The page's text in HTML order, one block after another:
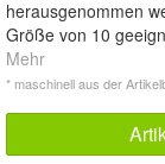
herausgenommen
Größe von 10
Mehr
* maschinell aus der